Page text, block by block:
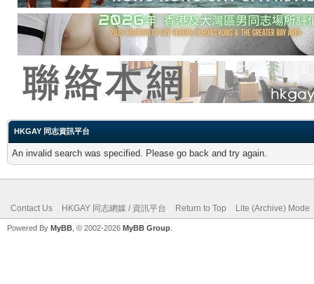
HKGAY 同志資訊平台
An invalid search was specified. Please go back and try again.
Contact Us HKGAY 同志網媒 / 資訊平台 Return to Top Lite (Archive) Mode
Powered By MyBB , © 2002-2026 MyBB Group